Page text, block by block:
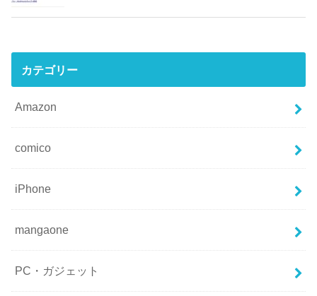
カテゴリー
Amazon
comico
iPhone
mangaone
PC・ガジェット